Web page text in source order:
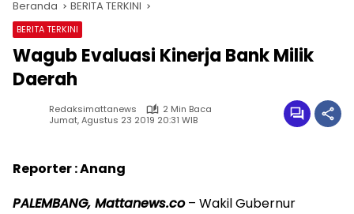
Beranda BERITA TERKINI
BERITA TERKINI
Wagub Evaluasi Kinerja Bank Milik
Daerah
Redaksimattanews
2 Min Baca
Jumat, Agustus 23 2019 20:31 WIB
Reporter : Anang
PALEMBANG, Mattanews.co– Wakil Gubernur